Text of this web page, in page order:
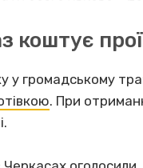
коштує
у громадському
. При